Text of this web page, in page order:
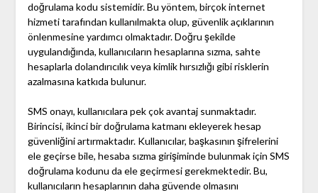
doğrulama kodu sistemidir. Bu yöntem, birçok internet
hizmeti tarafından kullanılmakta olup, güvenlik açıklarının
önlenmesine yardımcı olmaktadır. Doğru şekilde
uygulandığında, kullanıcıların hesaplarına sızma, sahte
hesaplarla dolandırıcılık veya kimlik hırsızlığı gibi risklerin
azalmasına katkıda bulunur.
SMS onayı, kullanıcılara pek çok avantaj sunmaktadır.
Birincisi, ikinci bir doğrulama katmanı ekleyerek hesap
güvenliğini artırmaktadır. Kullanıcılar, başkasının şifrelerini
ele geçirse bile, hesaba sızma girişiminde bulunmak için SMS
doğrulama kodunu da ele geçirmesi gerekmektedir. Bu,
kullanıcıların hesaplarının daha güvende olmasını